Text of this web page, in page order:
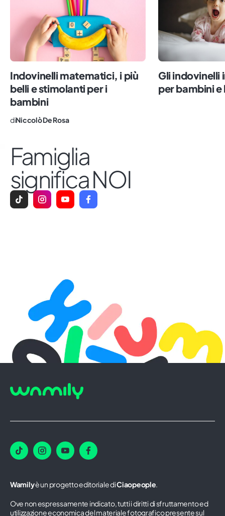
Indovinelli matematici, i più
belli e stimolanti per i
bambini
diNiccolò De Rosa
Gli indovinelli
per bambini
Famiglia
significa NOI
Wamilyè un progetto editoriale diCiaopeople.
Ove non espressamente indicato, tutti i diritti di sfruttamento ed
utilizzazione economica del materiale fotografico presente sul